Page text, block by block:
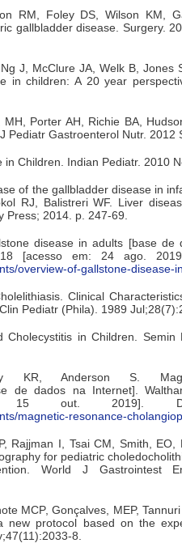
RM, Foley DS, Wilson KM,
gallbladder disease. Surgery.
J, McClure JA, Welk B, Jones
in children: A 20 year
Porter AH, Richie BA,
Pediatr Gastroenterol Nutr. 2012
in Children. Indian Pediatr. 2010
of the gallbladder disease in
RJ, Balistreri WF. Liver
Press; 2014. p. 247-69.
disease in adults [base de
[acesso em: 24 ago.
overview-of-gallstone-disease-
Clinical
Pediatr (Phila). 1989
Cholecystitis in Children. Semin
KR, Anderson S.
de dados na Internet].
15 out. 2019].
magnetic-resonance-
Rajjman I, Tsai CM, Smith, EO,
for pediatric
World J Gastrointest
MCP, Gonçalves, MEP,
new protocol based on the
8.